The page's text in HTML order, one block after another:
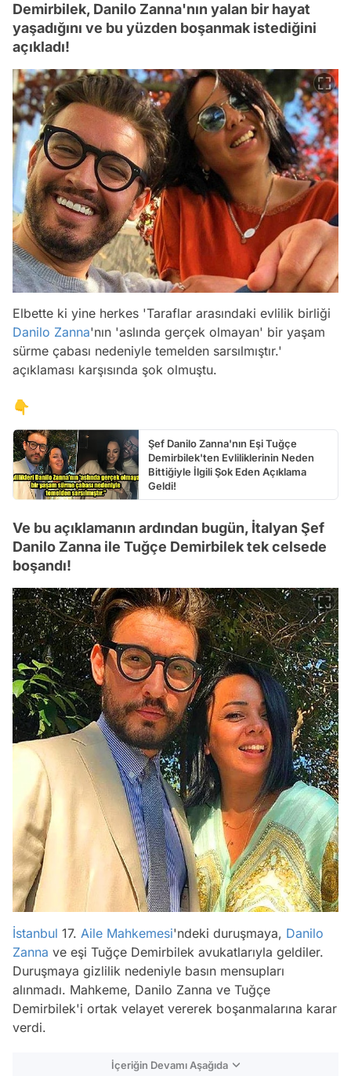
Demirbilek, Danilo Zanna'nın yalan bir hayat
yaşadığını ve bu yüzden boşanmak istediğini
açıkladı!
Elbette ki yine herkes 'Taraflar arasındaki evlilik birliği
Danilo Zanna'nın 'aslında gerçek olmayan' bir yaşam
sürme çabası nedeniyle temelden sarsılmıştır.'
açıklaması karşısında şok olmuştu.
👇
Şef Danilo Zanna'nın Eşi Tuğçe
Demirbilek'ten Evliliklerinin Neden
Bittiğiyle İlgili Şok Eden Açıklama
Geldi!
Ve bu açıklamanın ardından bugün, İtalyan Şef
Danilo Zanna ile Tuğçe Demirbilek tek celsede
boşandı!
İstanbul 17. Aile Mahkemesi'ndeki duruşmaya, Danilo
Zanna ve eşi Tuğçe Demirbilek avukatlarıyla geldiler.
Duruşmaya gizlilik nedeniyle basın mensupları
alınmadı. Mahkeme, Danilo Zanna ve Tuğçe
Demirbilek'i ortak velayet vererek boşanmalarına karar
verdi.
İçeriğin Devamı Aşağıda